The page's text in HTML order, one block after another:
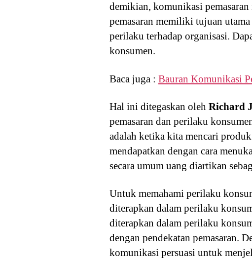
demikian, komunikasi
pemasaran memiliki tujuan
perilaku terhadap organisasi.
konsumen.
Baca juga : Bauran Komunikasi
Hal ini ditegaskan oleh Richard
pemasaran dan perilaku
adalah ketika kita mencari
mendapatkan dengan cara
secara umum uang diartikan
Untuk memahami perilaku
diterapkan dalam perilaku
diterapkan dalam perilaku
dengan pendekatan pemasaran.
komunikasi persuasi untuk